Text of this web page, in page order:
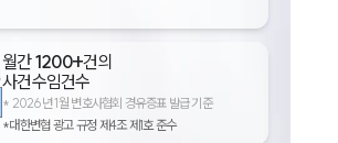
월간1200+건의
사건수임건수
* 2026년 1월 변호사협회 경유증표 발급 기준
*대한변협 광고 규정 제4조 제1호 준수